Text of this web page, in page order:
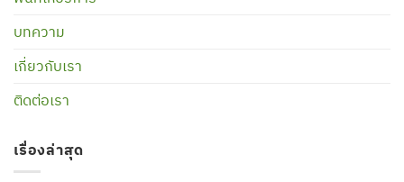
บทความ
เกี่ยวกับเรา
ติดต่อเรา
เรื่องล่าสุด